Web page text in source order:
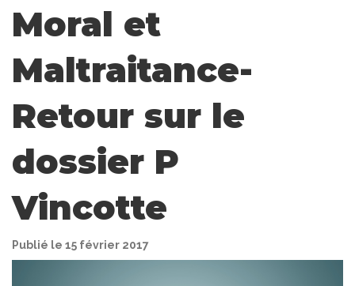
Moral et
Maltraitance-
Retour sur le
dossier P
Vincotte
Publié le 15 février 2017